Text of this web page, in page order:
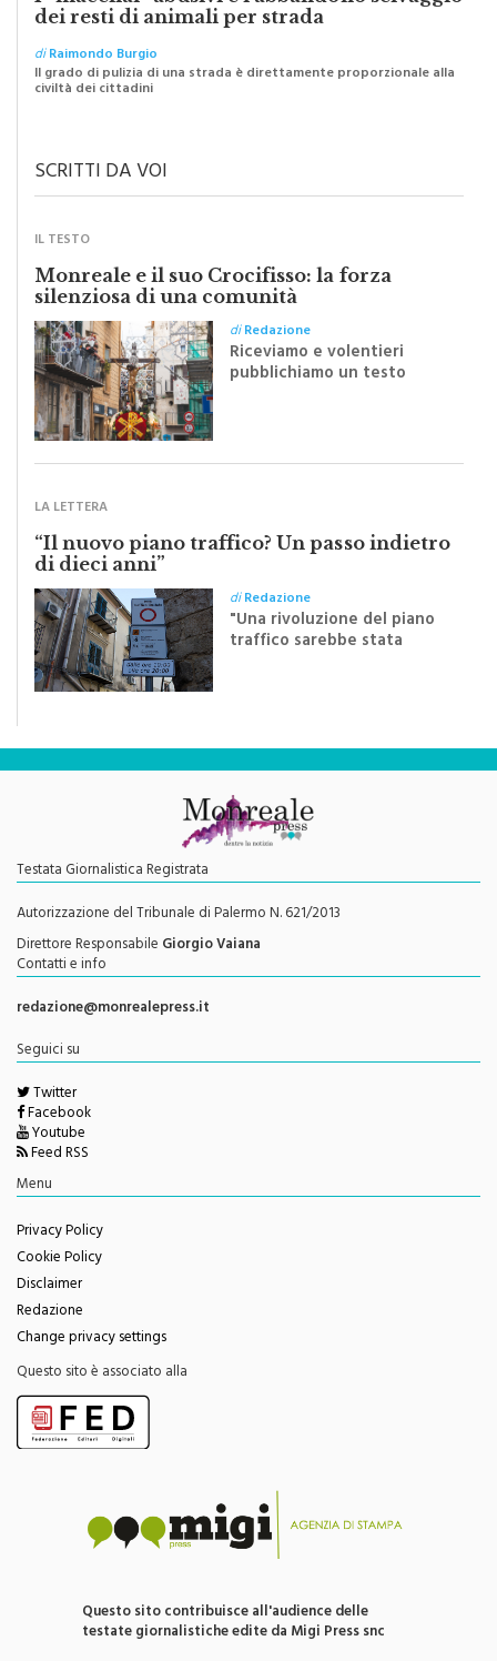
diRaimondo Burgio
Il grado di pulizia di una strada è direttamente proporzionale alla
civiltà dei cittadini
Monreale e il suo Crocifisso: la forza
silenziosa di una comunità
diRedazione
Riceviamo e volentieri
pubblichiamo un testo
inviato dalla scrittrice
monrealese Mariella
“Il nuovo piano traffico? Un passo indietro
di dieci anni”
"Una rivoluzione del piano
traffico sarebbe stata
efficace se preceduta da
una rivoluzione culturale"
Testata Giornalistica Registrata
Autorizzazione del Tribunale di Palermo N. 621/2013
Direttore ResponsabileGiorgio Vaiana
Contatti e info
redazione@monrealepress.it
Twitter
Facebook
Youtube
Feed RSS
Menu
Privacy Policy
Cookie Policy
Disclaimer
Redazione
Change privacy settings
Questo sito è associato alla
testate giornalistiche edite da Migi Press snc